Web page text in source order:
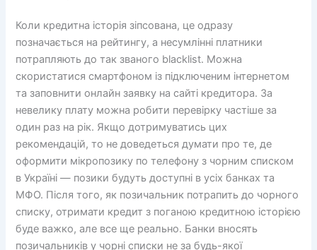
Коли кредитна історія зіпсована, це одразу
позначається на рейтингу, а несумлінні платники
потрапляють до так званого blacklist. Можна
скористатися смартфоном із підключеним інтернетом
та заповнити онлайн заявку на сайті кредитора. За
невелику плату можна робити перевірку частіше за
один раз на рік. Якщо дотримуватись цих
рекомендацій, то не доведеться думати про те, де
оформити мікропозику по телефону з чорним списком
в Україні — позики будуть доступні в усіх банках та
МФО. Після того, як позичальник потрапить до чорного
списку, отримати кредит з поганою кредитною історією
буде важко, але все ще реально. Банки вносять
позичальників у чорні списки не за будь-якої